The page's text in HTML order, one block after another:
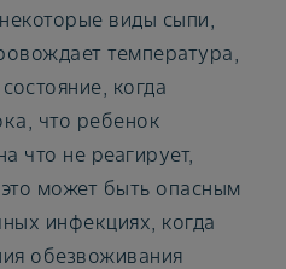
виды сыпи,
температура,
когда
что ребенок
что не реагирует,
может быть опасным
инфекциях, когда
обезвоживания